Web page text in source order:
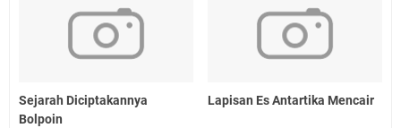
Sejarah Diciptakannya
Bolpoin
Lapisan Es Antartika Mencair